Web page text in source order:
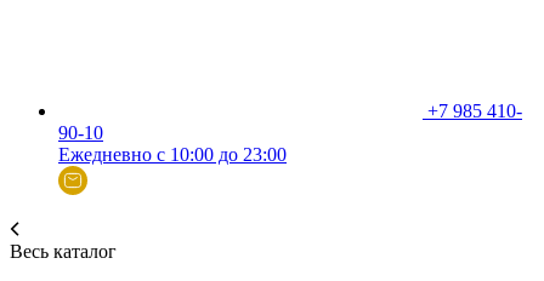
+7 985 410-
90-10
Ежедневно с 10:00 до 23:00
Весь каталог